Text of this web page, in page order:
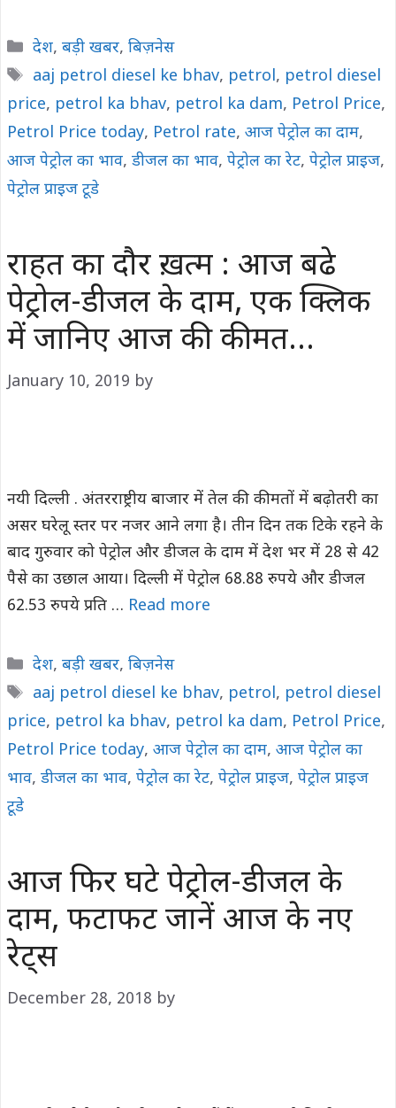
Categories
देश, बड़ी खबर, बिज़नेस
Tags
aaj petrol diesel ke bhav, petrol, petrol diesel
price, petrol ka bhav, petrol ka dam, Petrol Price,
Petrol Price today, Petrol rate, आज पेट्रोल का दाम,
आज पेट्रोल का भाव, डीजल का भाव, पेट्रोल का रेट, पेट्रोल प्राइज,
पेट्रोल प्राइज टूडे
राहत का दौर ख़त्म : आज बढे
पेट्रोल-डीजल के दाम, एक क्लिक
में जानिए आज की कीमत…
January 10, 2019 by
नयी दिल्ली . अंतरराष्ट्रीय बाजार में तेल की कीमतों में बढ़ोतरी का
असर घरेलू स्तर पर नजर आने लगा है। तीन दिन तक टिके रहने के
बाद गुरुवार को पेट्रोल और डीजल के दाम में देश भर में 28 से 42
पैसे का उछाल आया। दिल्ली में पेट्रोल 68.88 रुपये और डीजल
62.53 रुपये प्रति … Read more
Categories
देश, बड़ी खबर, बिज़नेस
Tags
aaj petrol diesel ke bhav, petrol, petrol diesel
price, petrol ka bhav, petrol ka dam, Petrol Price,
Petrol Price today, आज पेट्रोल का दाम, आज पेट्रोल का
भाव, डीजल का भाव, पेट्रोल का रेट, पेट्रोल प्राइज, पेट्रोल प्राइज
टूडे
आज फिर घटे पेट्रोल-डीजल के
दाम, फटाफट जानें आज के नए
रेट्स
December 28, 2018 by